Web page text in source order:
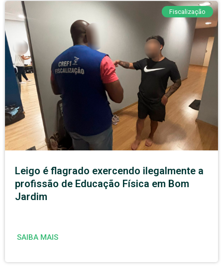
Fiscalização
Leigo é flagrado exercendo ilegalmente a
profissão de Educação Física em Bom
Jardim
SAIBA MAIS